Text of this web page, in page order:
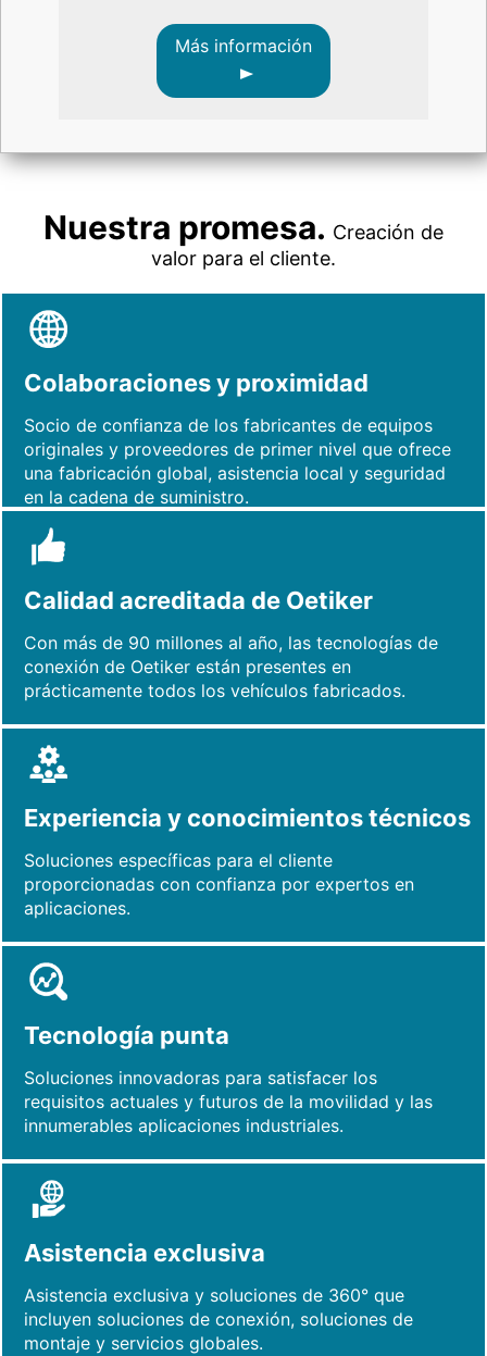
Más información
Nuestra promesa. Creación de
valor para el cliente.
Colaboraciones y proximidad
Socio de confianza de los fabricantes de equipos
originales y proveedores de primer nivel que ofrece
una fabricación global, asistencia local y seguridad
en la cadena de suministro.
Calidad acreditada de Oetiker
Con más de 90 millones al año, las tecnologías de
conexión de Oetiker están presentes en
prácticamente todos los vehículos fabricados.
Experiencia y conocimientos técnicos
Soluciones específicas para el cliente
proporcionadas con confianza por expertos en
aplicaciones.
Tecnología punta
Soluciones innovadoras para satisfacer los
requisitos actuales y futuros de la movilidad y las
innumerables aplicaciones industriales.
Asistencia exclusiva
Asistencia exclusiva y soluciones de 360° que
incluyen soluciones de conexión, soluciones de
montaje y servicios globales.